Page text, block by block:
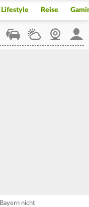
Lifestyle Reise
StaupilotWetterWebcam
nicht